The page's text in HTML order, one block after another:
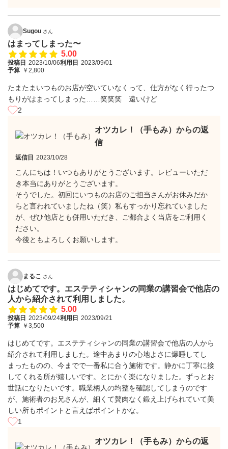
Sugou さん
はまってしまった〜
5.00
投稿日 2023/10/06利用日 2023/09/01
予算 ￥2,800
たまたまいつものお店が空いていなくって、仕方がなく行ったつ
もりがはまってしまった……笑笑笑 遠いけど
2
オツカレ！（手もみ）からの返
信
返信日 2023/10/28
こんにちは！いつもありがとうございます。レビューいただ
き本当にありがとうございます。
そうでした。初回にいつものお店のご担当さんがお休みだか
らと言われていましたね（笑）私もすっかり忘れていました
が、ぜひ他店とも併用いただき、ご都合よく当店をご利用く
ださい。
今後ともよろしくお願いします。
まるこ さん
はじめてです。エステティシャンの同業の講習会で他店の
人から紹介されて利用しました。
5.00
投稿日 2023/09/24利用日 2023/09/21
予算 ￥3,500
はじめてです。エステティシャンの同業の講習会で他店の人から
紹介されて利用しました。途中あまりの心地よさに爆睡してし
まったものの、今までで一番私に合う施術です。静かに丁寧に接
してくれる所が嬉しいです。とにかく楽になりました。ずっとお
世話になりたいです。職業柄人の均整を確認してしまうのです
が、施術者のお兄さんが、細くて贅肉なく鍛え上げられていて美
しい所もポイントと言えばポイントかな。
1
オツカレ！（手もみ）からの返